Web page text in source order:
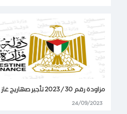
مزاودة رقم 30 / 2023 تأجير صهاريج غاز عدد (2) لصالح وزارة المالية
24/09/2023